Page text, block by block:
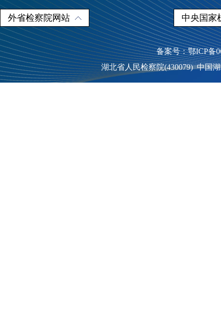
外省检察院网站 中央国家
备案号：鄂ICP备
湖北省人民检察院(430079) 中国